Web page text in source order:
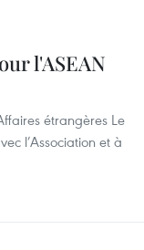
l'ASEAN
étrangères Le
l’Association et à